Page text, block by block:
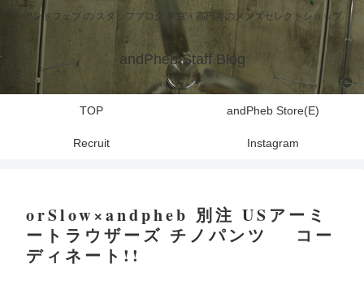
アンドフェブ の スタッフブログ 東京・高円寺のメンズセレクトショップ
andPheb Staff Blog
TOP andPheb Store(E)
Recruit Instagram
orSlow×andpheb 別注 USアーミ
ートラウザーズ チノパンツ コー
ディネート!!